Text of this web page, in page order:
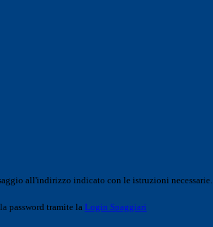
all'indirizzo indicato con le istruzioni necessarie.
password tramite la Login Spaggiari